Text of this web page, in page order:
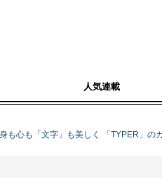
人気連載
も心も「文字」も美しく 「TYPER」の